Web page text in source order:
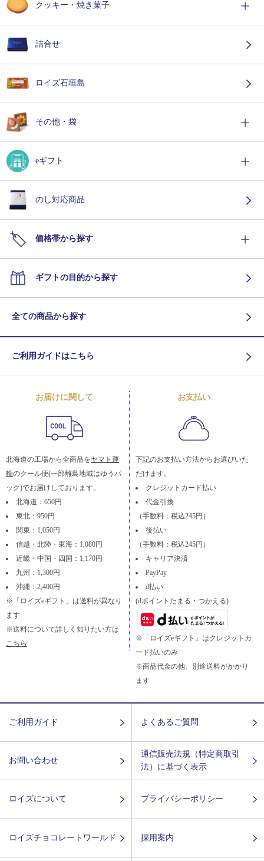
クッキー・焼き菓子
詰合せ
ロイズ石垣島
その他・袋
eギフト
のし対応商品
価格帯から探す
ギフトの目的から探す
全ての商品から探す
ご利用ガイドはこちら
お届けに関して
北海道の工場から全商品をヤマト運
輸のクール便(一部離島地域はゆうパ
ック)でお届けしております。
北海道：650円
東北：950円
関東：1,050円
信越・北陸・東海：1,080円
近畿・中国・四国：1,170円
九州：1,300円
沖縄：2,400円
※「ロイズeギフト」は送料が異なり
ます
※送料について詳しく知りたい方は
こちら
お支払い
下記のお支払い方法からお選びいた
だけます。
クレジットカード払い
代金引換
（手数料：税込245円）
後払い
（手数料：税込245円）
キャリア決済
PayPay
d払い
(dポイントたまる・つかえる)
※「ロイズeギフト」はクレジットカ
ード払いのみ
※商品代金の他、別途送料がかかり
ます
ご利用ガイド よくあるご質問
お問い合わせ
通信販売法規（特定商取引
法）に基づく表示
ロイズについて プライバシーポリシー
ロイズチョコレートワールド 採用案内